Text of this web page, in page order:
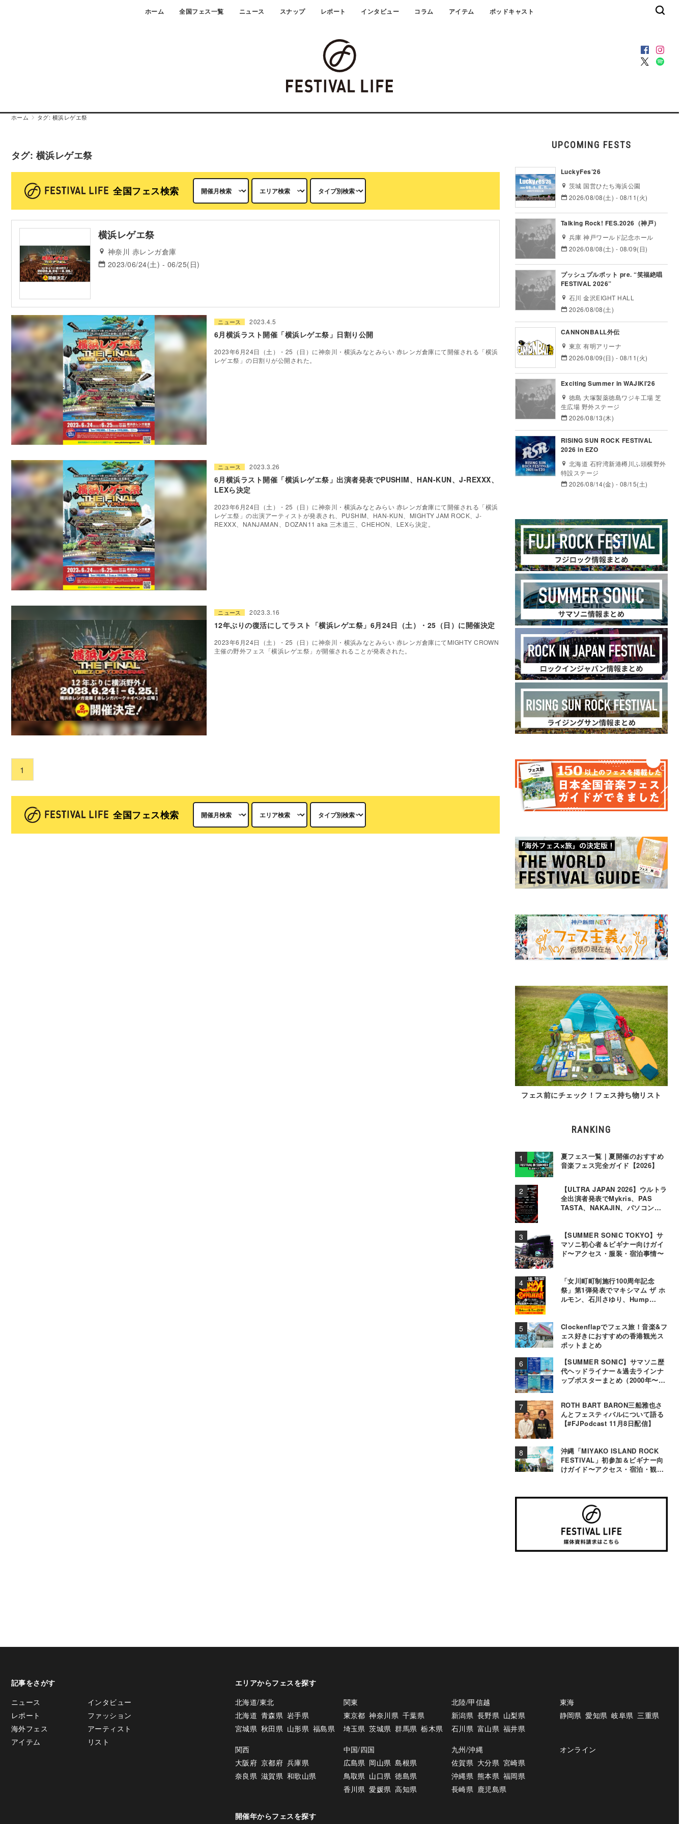
ホーム 全国フェス一覧 ニュース スナップ レポート インタビュー コラム アイテム ポッドキャスト
ホーム タグ: 横浜レゲエ祭
タグ: 横浜レゲエ祭
全国フェス検索
横浜レゲエ祭
神奈川 赤レンガ倉庫
2023/06/24(土) - 06/25(日)
ニュース 2023.4.5
6月横浜ラスト開催「横浜レゲエ祭」日割り公開
2023年6月24日（土）・25（日）に神奈川・横浜みなとみらい 赤レンガ倉庫にて開催される「横浜
レゲエ祭」の日割りが公開された。
ニュース 2023.3.26
6月横浜ラスト開催「横浜レゲエ祭」出演者発表でPUSHIM、HAN-KUN、J-REXXX、
LEXら決定
2023年6月24日（土）・25（日）に神奈川・横浜みなとみらい 赤レンガ倉庫にて開催される「横浜
レゲエ祭」の出演アーティストが発表され、PUSHIM、HAN-KUN、MIGHTY JAM ROCK、J-
REXXX、NANJAMAN、DOZAN11 aka 三木道三、CHEHON、LEXら決定。
ニュース 2023.3.16
12年ぶりの復活にしてラスト「横浜レゲエ祭」6月24日（土）・25（日）に開催決定
2023年6月24日（土）・25（日）に神奈川・横浜みなとみらい 赤レンガ倉庫にてMIGHTY CROWN
主催の野外フェス「横浜レゲエ祭」が開催されることが発表された。
1
全国フェス検索
UPCOMING FESTS
LuckyFes’26
茨城 国営ひたち海浜公園
2026/08/08(土) - 08/11(火)
Talking Rock! FES.2026（神戸）
兵庫 神戸ワールド記念ホール
2026/08/08(土) - 08/09(日)
プッシュプルポット pre. “笑福絶唱
FESTIVAL 2026”
石川 金沢EIGHT HALL
2026/08/08(土)
CANNONBALL外伝
東京 有明アリーナ
2026/08/09(日) - 08/11(火)
Exciting Summer in WAJIKI’26
徳島 大塚製薬徳島ワジキ工場 芝
生広場 野外ステージ
2026/08/13(木)
RISING SUN ROCK FESTIVAL
2026 in EZO
北海道 石狩湾新港樽川ふ頭横野外
特設ステージ
2026/08/14(金) - 08/15(土)
フェス前にチェック！フェス持ち物リスト
RANKING
夏フェス一覧｜夏開催のおすすめ
音楽フェス完全ガイド【2026】
【ULTRA JAPAN 2026】ウルトラ
全出演者発表でMykris、PAS
TASTA、NAKAJIN、パソコン音
【SUMMER SONIC TOKYO】サ
マソニ初心者＆ビギナー向けガイ
ド〜アクセス・服装・宿泊事情〜
「女川町町制施行100周年記念
祭」第1弾発表でマキシマム ザ ホ
ルモン、石川さゆり、Hump
Clockenflapでフェス旅！音楽&フ
ェス好きにおすすめの香港観光ス
ポットまとめ
【SUMMER SONIC】サマソニ歴
代ヘッドライナー＆過去ラインナ
ップポスターまとめ（2000年〜
ROTH BART BARON三船雅也さ
んとフェスティバルについて語る
【#FJPodcast 11月8日配信】
沖縄「MIYAKO ISLAND ROCK
FESTIVAL」初参加＆ビギナー向
けガイド〜アクセス・宿泊・観光
記事をさがす
ニュース
インタビュー
レポート
ファッション
海外フェス
アーティスト
アイテム
リスト
エリアからフェスを探す
北海道/東北
北海道 青森県 岩手県
宮城県 秋田県 山形県 福島県
関東
東京都 神奈川県 千葉県
埼玉県 茨城県 群馬県 栃木県
北陸/甲信越
新潟県 長野県 山梨県
石川県 富山県 福井県
東海
静岡県 愛知県 岐阜県 三重県
関西
大阪府 京都府 兵庫県
奈良県 滋賀県 和歌山県
中国/四国
広島県 岡山県 島根県
鳥取県 山口県 徳島県
香川県 愛媛県 高知県
九州/沖縄
佐賀県 大分県 宮崎県
沖縄県 熊本県 福岡県
長崎県 鹿児島県
オンライン
開催年からフェスを探す